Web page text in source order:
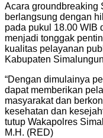
Acara groundbreaking
berlangsung dengan
pada pukul 18.00 WIB
menjadi tonggak
kualitas pelayanan
Kabupaten
“Dengan dimulainya
dapat memberikan
masyarakat dan
kesehatan dan
tutup Wakapolres
M.H. (RED)